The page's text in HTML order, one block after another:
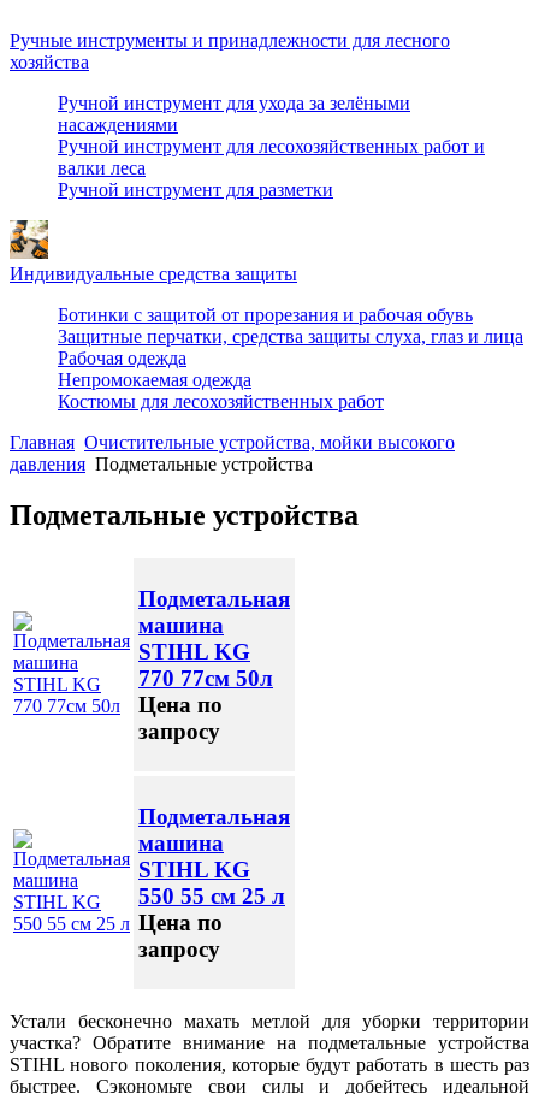
Ручные инструменты и принадлежности для лесного
хозяйства
Ручной инструмент для ухода за зелёными
насаждениями
Ручной инструмент для лесохозяйственных работ и
валки леса
Ручной инструмент для разметки
Индивидуальные средства защиты
Ботинки с защитой от прорезания и рабочая обувь
Защитные перчатки, средства защиты слуха, глаз и лица
Рабочая одежда
Непромокаемая одежда
Костюмы для лесохозяйственных работ
Главная Очистительные устройства, мойки высокого
давления Подметальные устройства
Подметальные устройства
Подметальная
машина
STIHL KG
770 77см 50л
Цена по
запросу
Подметальная
машина
STIHL KG
550 55 см 25 л
Цена по
запросу
Устали бесконечно махать метлой для уборки территории
участка? Обратите внимание на подметальные устройства
STIHL нового поколения, которые будут работать в шесть раз
быстрее. Сэкономьте свои силы и добейтесь идеальной